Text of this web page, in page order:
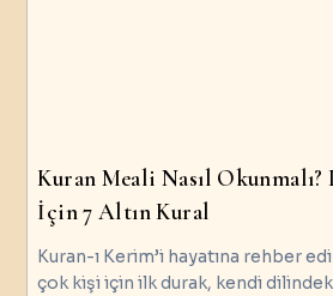
Kuran Meali Nasıl
İçin 7 Altın Kural
Kuran-ı Kerim’i hayatına rehber
çok kişi için ilk durak, kendi